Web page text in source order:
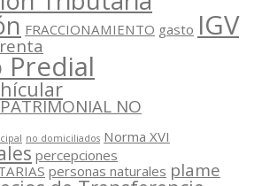
FRACCIONAMIENTO gasto IGV
Predial
NO
no domiciliados Norma XVI
percepciones
personas naturales plame